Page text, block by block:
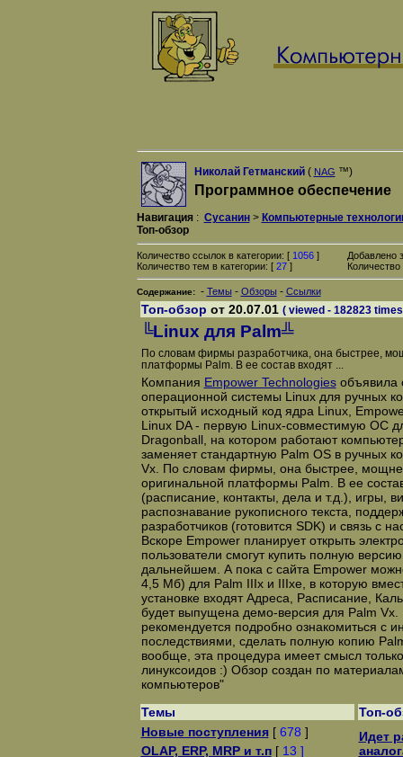
Николай Гетманский( NAG ™)
Программное обеспечение
Навигация: Сусанин> Компьютерные
Топ-обзор
Количество ссылок в категории: [ 1056]
Количество тем в категории: [ 27]
Добавлено
Содержание: - Темы - Обзоры - Ссылки
Топ-обзор от 20.07.01 ( viewed - 182823
╚Linux для Palm╩
По словам фирмы разработчика, она быстрее,
платформы Palm. В ее состав входят ...
Компания Empower Technologiesобъявила
операционной системы Linux для ручных
открытый исходный код ядра Linux,
Linux DA - первую Linux-совместимую ОС
Dragonball, на котором работают
заменяет стандартную Palm OS в ручных
Vx. По словам фирмы, она быстрее,
оригинальной платформы Palm. В ее
(расписание, контакты, дела и т.д.), игры,
распознавание рукописного текста,
разработчиков (готовится SDK) и связь с
Вскоре Empower планирует открыть
пользователи смогут купить полную
дальнейшем. А пока c сайта Empower
4,5 Мб) для Palm IIIx и IIIxe, в которую
установке входят Адреса, Расписание,
будет выпущена демо-версия для Palm Vx.
рекомендуется подробно ознакомиться с
последствиями, сделать полную копию
вообще, эта процедура имеет смысл
линуксоидов :) Обзор создан по
компьютеров"
Темы
Топ-
Новые поступления[ 678 ]
OLAP, ERP, MRP и т.п[ 13 ]
Идет